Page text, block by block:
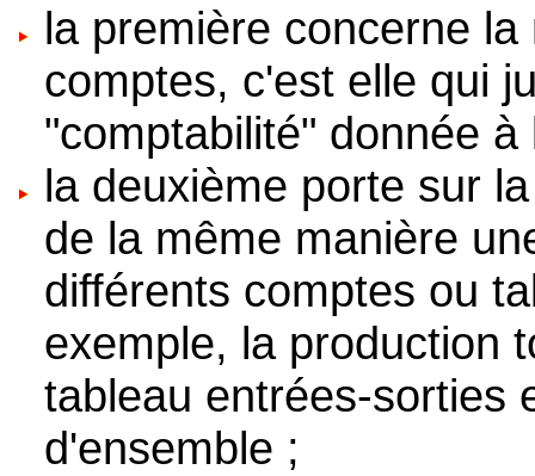
la première concerne
comptes, c'est elle qui
"comptabilité" donnée
la deuxième porte sur
de la même manière
différents comptes ou
exemple, la production
tableau entrées-sorties
d'ensemble ;